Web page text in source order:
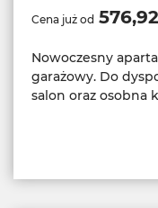
Cena już od
Nowoczesny
garażowy. Do
salon oraz osobna